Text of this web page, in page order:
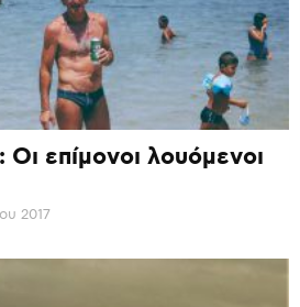
επίμονοι λουόμενοι
2017